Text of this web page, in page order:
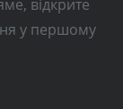
відкрите
у першому